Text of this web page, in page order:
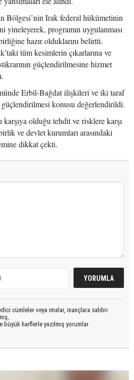
Bölgesi’nin Irak federal hükümetinin
yineleyerek, programın uygulanması
hazır olduklarını belirtti.
tüm kesimlerin çıkarlarına ve
güçlendirilmesine hizmet
Erbil-Bağdat ilişkileri ve iki taraf
konusu değerlendirildi.
karşıya olduğu tehdit ve risklere karşı
ve devlet kurumları arasındaki
dikkat çekti.
cümleler veya imalar, inançlara saldırı
büyük harflerle yazılmış yorumlar